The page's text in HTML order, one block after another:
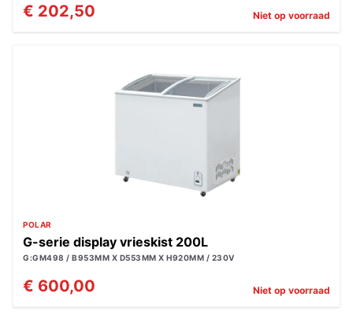
€ 202,50 Niet op voorraad
POLAR
G-serie display vrieskist 200L
G:GM498 / B953MM X D553MM X H920MM / 230V
€ 600,00 Niet op voorraad